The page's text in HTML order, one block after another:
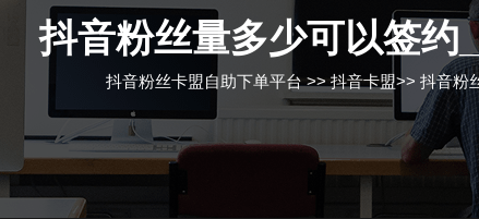
抖音粉丝量多少可以签约
抖音粉丝卡盟自助下单平台 >> 抖音卡盟>> 抖音粉